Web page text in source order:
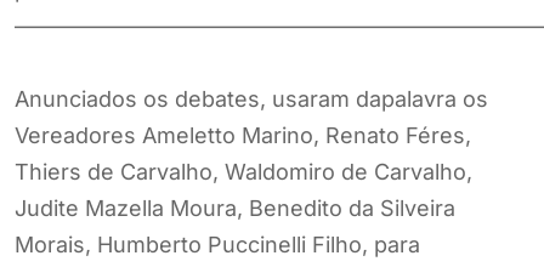
Anunciados os debates, usaram dapalavra os
Vereadores Ameletto Marino, Renato Féres,
Thiers de Carvalho, Waldomiro de Carvalho,
Judite Mazella Moura, Benedito da Silveira
Morais, Humberto Puccinelli Filho, para